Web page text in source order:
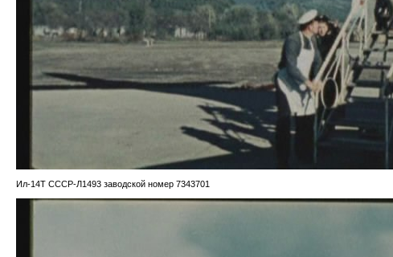
Ил-14Т СССР-Л1493 заводской номер 7343701